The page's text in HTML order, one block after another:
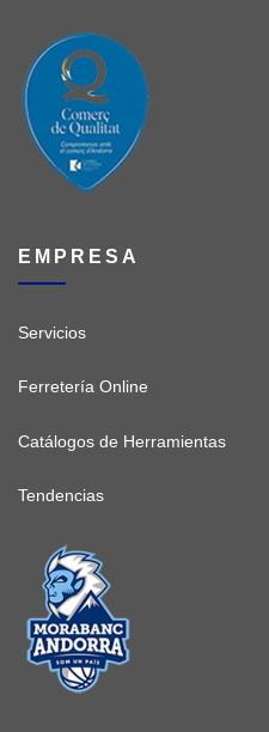
EMPRESA
Servicios
Ferretería Online
Catálogos de Herramientas
Tendencias